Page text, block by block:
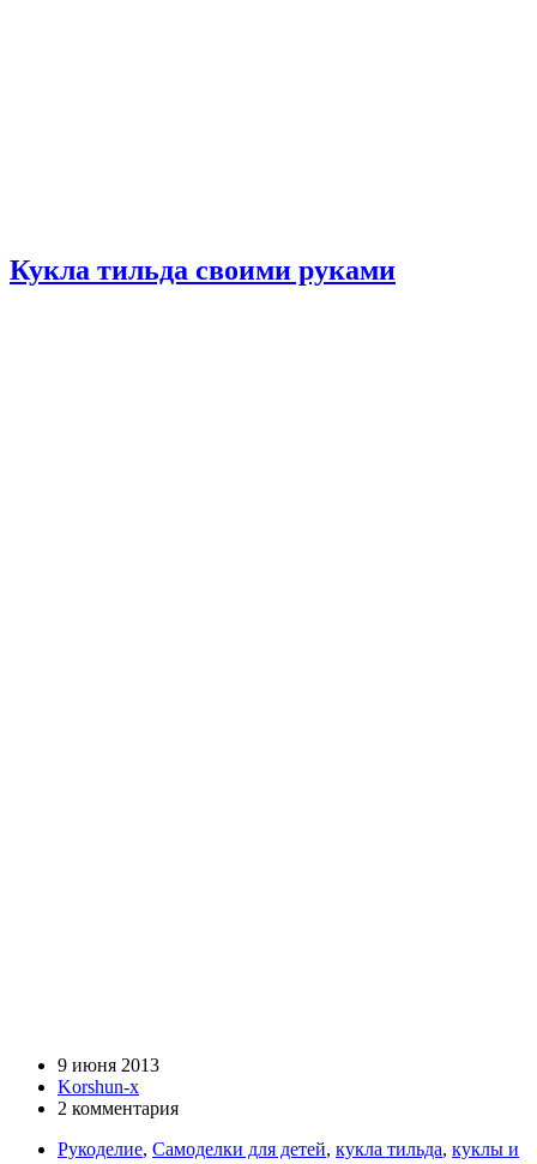
Кукла тильда своими руками
9 июня 2013
Korshun-x
2 комментария
Рукоделие, Самоделки для детей, кукла тильда, куклы и